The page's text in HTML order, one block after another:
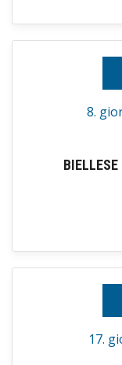
8.
BIELLESE
17.